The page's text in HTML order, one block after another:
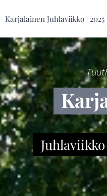
Karjalainen Juhlaviikko | 2025
Juhlaviikko